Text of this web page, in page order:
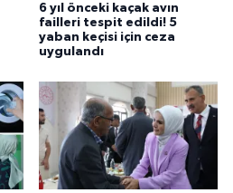
6 yıl önceki kaçak avın
failleri tespit edildi! 5
yaban keçisi için ceza
uygulandı